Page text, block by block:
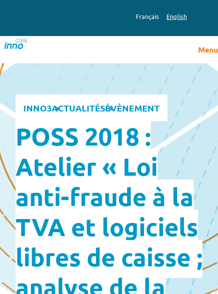
Français English
Menu
INNO3ACTUALITÉSÉVÈNEMENT
POSS 2018 :
Atelier « Loi
anti-fraude à la
TVA et logiciels
libres de caisse ;
analyse de la